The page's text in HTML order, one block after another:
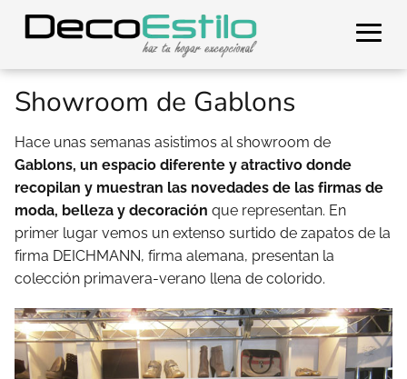
Showroom de Gablons
Hace unas semanas asistimos al showroom de
Gablons, un espacio diferente y atractivo donde
recopilan y muestran las novedades de las firmas de
moda, belleza y decoración que representan. En
primer lugar vemos un extenso surtido de zapatos de la
firma DEICHMANN, firma alemana, presentan la
colección primavera-verano llena de colorido.